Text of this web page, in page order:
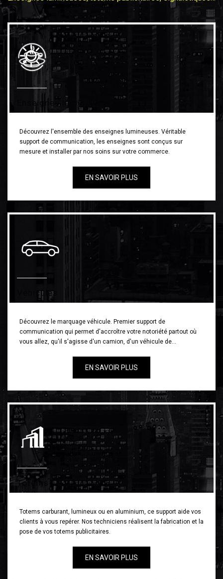
Enseignes lumineuses
Découvrez l'ensemble des enseignes lumineuses. Véritable
support de communication, les enseignes sont conçus sur
mesure et installer par nos soins sur votre commerce.
EN SAVOIR PLUS
Véhicules
Découvrez le marquage véhicule. Premier support de
communication qui permet d'accroître votre notoriété partout où
vous allez, qu'il s'agisse d'un camion, d'un véhicule de…
EN SAVOIR PLUS
Totems
Totems carburant, lumineux ou en aluminium, ce support aide vos
clients à vous repérer. Nos techniciens réalisent la fabrication et la
pose de vos totems publicitaires.
EN SAVOIR PLUS